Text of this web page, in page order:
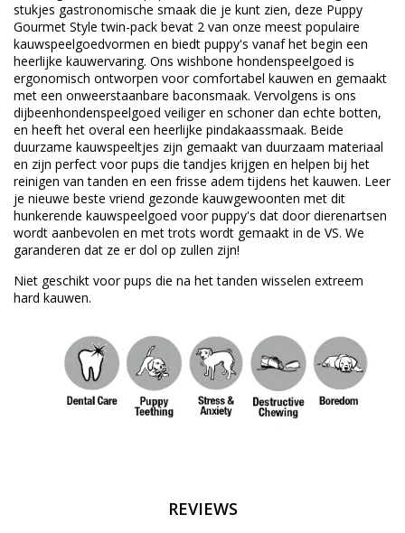
stukjes gastronomische smaak die je kunt zien, deze Puppy
Gourmet Style twin-pack bevat 2 van onze meest populaire
kauwspeelgoedvormen en biedt puppy's vanaf het begin een
heerlijke kauwervaring. Ons wishbone hondenspeelgoed is
ergonomisch ontworpen voor comfortabel kauwen en gemaakt
met een onweerstaanbare baconsmaak. Vervolgens is ons
dijbeenhondenspeelgoed veiliger en schoner dan echte botten,
en heeft het overal een heerlijke pindakaassmaak. Beide
duurzame kauwspeeltjes zijn gemaakt van duurzaam materiaal
en zijn perfect voor pups die tandjes krijgen en helpen bij het
reinigen van tanden en een frisse adem tijdens het kauwen. Leer
je nieuwe beste vriend gezonde kauwgewoonten met dit
hunkerende kauwspeelgoed voor puppy's dat door dierenartsen
wordt aanbevolen en met trots wordt gemaakt in de VS. We
garanderen dat ze er dol op zullen zijn!
Niet geschikt voor pups die na het tanden wisselen extreem
hard kauwen.
REVIEWS